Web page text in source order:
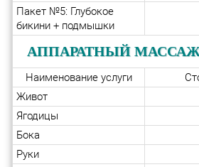
Пакет №5: Глубокое
бикини + подмышки
АППАРАТНЫЙ МАССАЖ
Наименование услуги
Живот
Ягодицы
Бока
Руки